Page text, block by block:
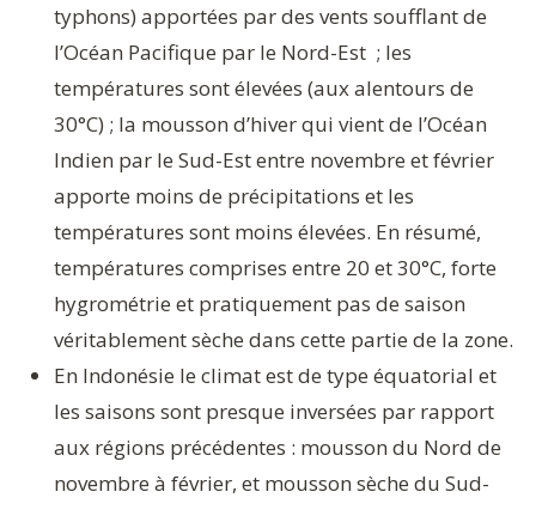
typhons) apportées par des vents soufflant de
l’Océan Pacifique par le Nord-Est ; les
températures sont élevées (aux alentours de
30°C) ; la mousson d’hiver qui vient de l’Océan
Indien par le Sud-Est entre novembre et février
apporte moins de précipitations et les
températures sont moins élevées. En résumé,
températures comprises entre 20 et 30°C, forte
hygrométrie et pratiquement pas de saison
véritablement sèche dans cette partie de la zone.
En Indonésie le climat est de type équatorial et
les saisons sont presque inversées par rapport
aux régions précédentes : mousson du Nord de
novembre à février, et mousson sèche du Sud-